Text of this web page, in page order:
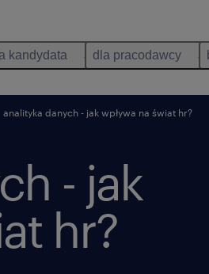
kandydata dla pracodawcy
analityka danych - jak wpływa na świat hr?
- jak
hr?